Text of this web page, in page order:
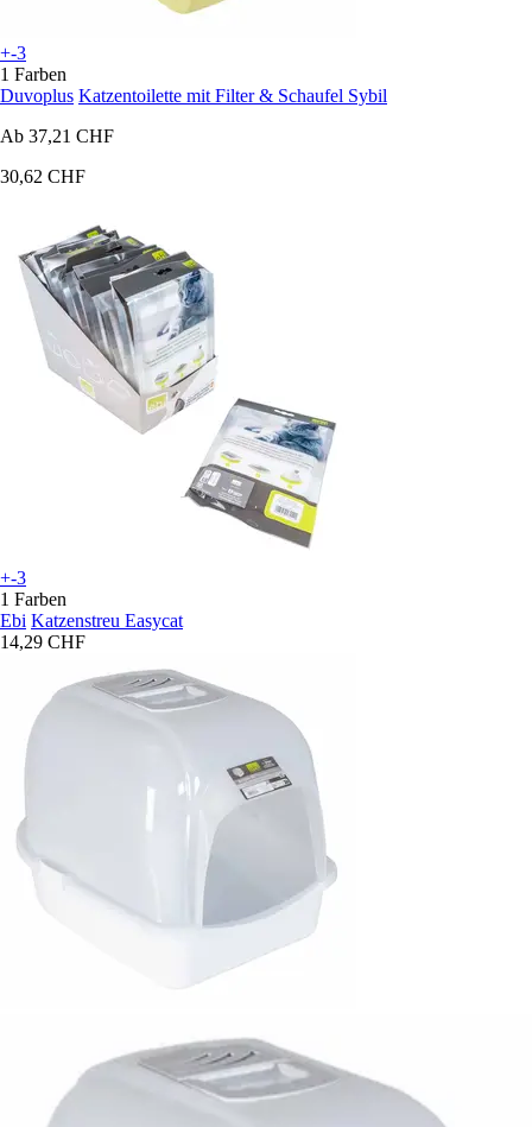
+-3
1 Farben
Duvoplus Katzentoilette mit Filter & Schaufel Sybil
Ab 37,21 CHF
30,62 CHF
+-3
1 Farben
Ebi Katzenstreu Easycat
14,29 CHF